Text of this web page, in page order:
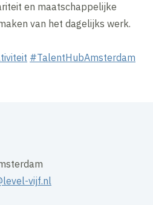
en maatschappelijke
van het dagelijks werk.
#TalentHubAmsterdam
vijf.nl